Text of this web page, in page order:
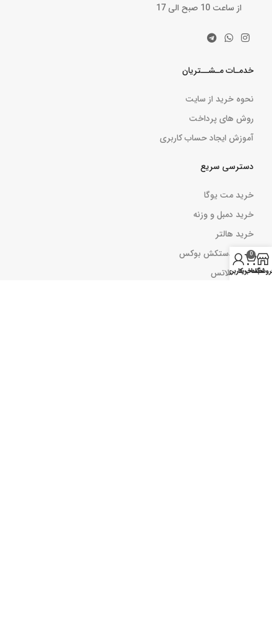
خدمـات مـشــتریان
نحوه خرید از سایت
روش های پرداخت
آموزش ایجاد حساب کاربری
دسترسی سریع
خرید مت یوگا
خرید دمبل و وزنه
خرید هالتر
خرید دستکش بوکس
کش پیلاتس
از ساعت 10 صبح الی 17
0
سبد خرید
حساب کاربری من